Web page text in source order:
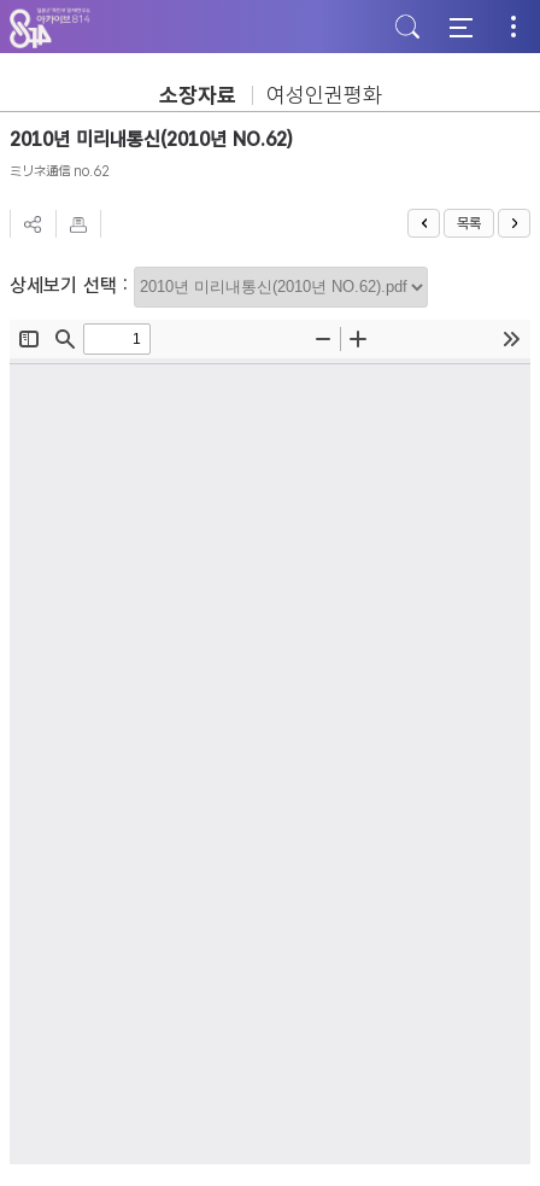
주
메
뉴
가
기
본
문
바
기
하
단
바
기
소장자료 여성인권평화
2010년 미리내통신(2010년 NO.62)
ミリネ通信 no.62
목록
상세보기 선택 :